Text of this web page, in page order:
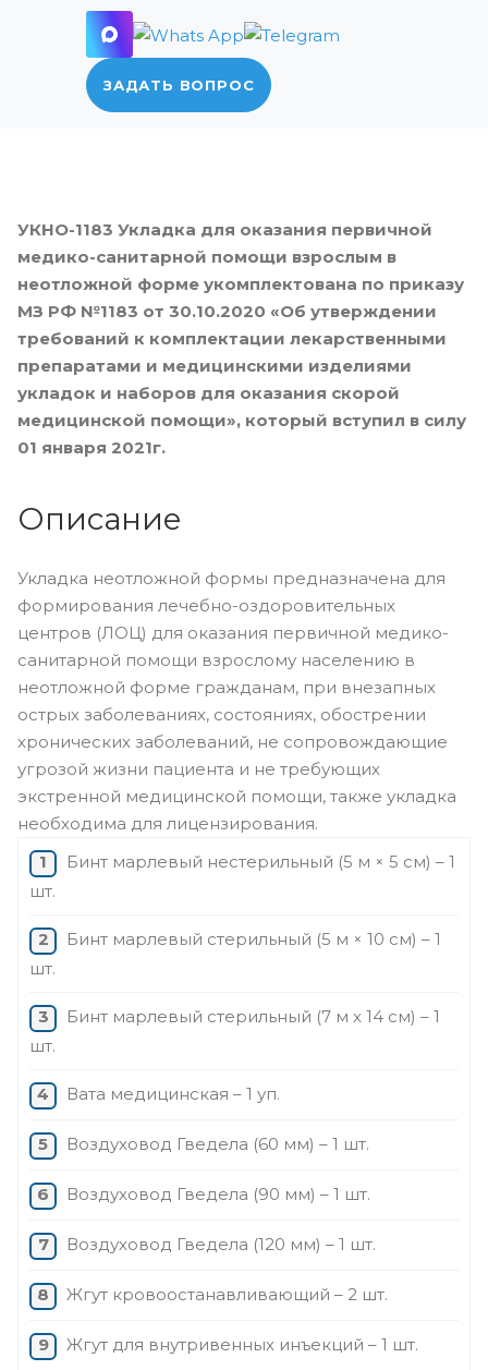
ЗАДАТЬ ВОПРОС
УКНО-1183 Укладка для оказания первичной
медико-санитарной помощи взрослым в
неотложной форме укомплектована по приказу
МЗ РФ №1183 от 30.10.2020 «Об утверждении
требований к комплектации лекарственными
препаратами и медицинскими изделиями
укладок и наборов для оказания скорой
медицинской помощи», который вступил в силу
01 января 2021г.
Описание
Укладка неотложной формы предназначена для
формирования лечебно-оздоровительных
центров (ЛОЦ) для оказания первичной медико-
санитарной помощи взрослому населению в
неотложной форме гражданам, при внезапных
острых заболеваниях, состояниях, обострении
хронических заболеваний, не сопровождающие
угрозой жизни пациента и не требующих
экстренной медицинской помощи, также укладка
необходима для лицензирования.
Бинт марлевый нестерильный (5 м × 5 см) – 1
шт.
Бинт марлевый стерильный (5 м × 10 см) – 1
шт.
Бинт марлевый стерильный (7 м x 14 см) – 1
шт.
Вата медицинская – 1 уп.
Воздуховод Гведела (60 мм) – 1 шт.
Воздуховод Гведела (90 мм) – 1 шт.
Воздуховод Гведела (120 мм) – 1 шт.
Жгут кровоостанавливающий – 2 шт.
Жгут для внутривенных инъекций – 1 шт.